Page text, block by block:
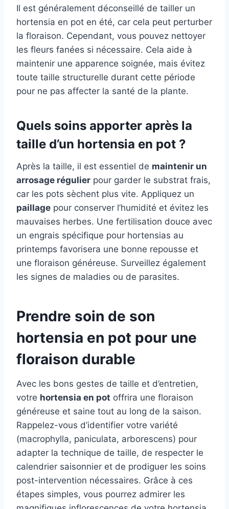
Il est généralement déconseillé de tailler un
hortensia en pot en été, car cela peut perturber
la floraison. Cependant, vous pouvez nettoyer
les fleurs fanées si nécessaire. Cela aide à
maintenir une apparence soignée, mais évitez
toute taille structurelle durant cette période
pour ne pas affecter la santé de la plante.
Quels soins apporter après la
taille d’un hortensia en pot ?
Après la taille, il est essentiel de maintenir un
arrosage régulier pour garder le substrat frais,
car les pots sèchent plus vite. Appliquez un
paillage pour conserver l’humidité et évitez les
mauvaises herbes. Une fertilisation douce avec
un engrais spécifique pour hortensias au
printemps favorisera une bonne repousse et
une floraison généreuse. Surveillez également
les signes de maladies ou de parasites.
Prendre soin de son
hortensia en pot pour une
floraison durable
Avec les bons gestes de taille et d’entretien,
votre hortensia en pot offrira une floraison
généreuse et saine tout au long de la saison.
Rappelez-vous d’identifier votre variété
(macrophylla, paniculata, arborescens) pour
adapter la technique de taille, de respecter le
calendrier saisonnier et de prodiguer les soins
post-intervention nécessaires. Grâce à ces
étapes simples, vous pourrez admirer les